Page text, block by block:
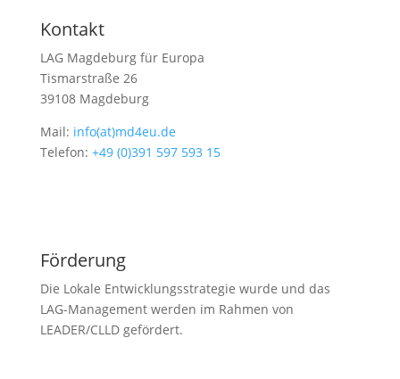
Kontakt
LAG Magdeburg für Europa
Tismarstraße 26
39108 Magdeburg
Mail: info(at)md4eu.de
Telefon: +49 (0)391 597 593 15
Förderung
Die Lokale Entwicklungsstrategie wurde und das
LAG-Management werden im Rahmen von
LEADER/CLLD gefördert.